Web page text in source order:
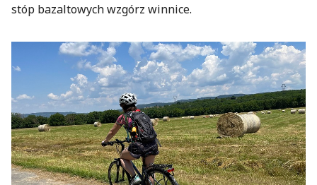
stóp bazaltowych wzgórz winnice.